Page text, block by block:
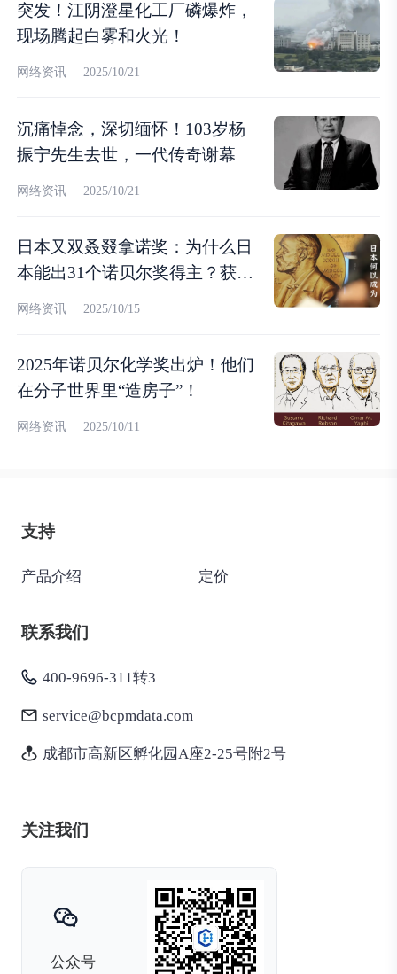
突发！江阴澄星化工厂磷爆炸，
现场腾起白雾和火光！
网络资讯 2025/10/21
沉痛悼念，深切缅怀！103岁杨
振宁先生去世，一代传奇谢幕
网络资讯 2025/10/21
日本又双叒叕拿诺奖：为什么日
本能出31个诺贝尔奖得主？获奖
网络资讯 2025/10/15
2025年诺贝尔化学奖出炉！他们
在分子世界里“造房子”！
网络资讯 2025/10/11
支持
产品介绍 定价
联系我们
400-9696-311转3
service@bcpmdata.com
成都市高新区孵化园A座2-25号附2号
关注我们
公众号